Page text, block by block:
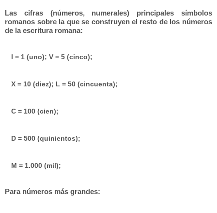
Las cifras (números, numerales) principales símbolos
romanos sobre la que se construyen el resto de los números
de la escritura romana:
I = 1 (uno); V = 5 (cinco);
X = 10 (diez); L = 50 (cincuenta);
C = 100 (cien);
D = 500 (quinientos);
M = 1.000 (mil);
Para números más grandes: